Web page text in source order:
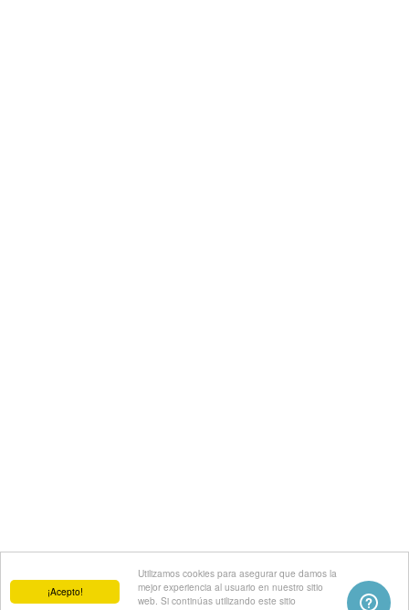
¡Acepto!
Utilizamos cookies para asegurar que damos la
mejor experiencia al usuario en nuestro sitio
web. Si continúas utilizando este sitio